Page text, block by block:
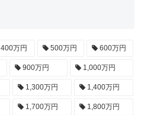
400万円 500万円 600万円
900万円 1,000万円
1,300万円 1,400万円
1,700万円 1,800万円